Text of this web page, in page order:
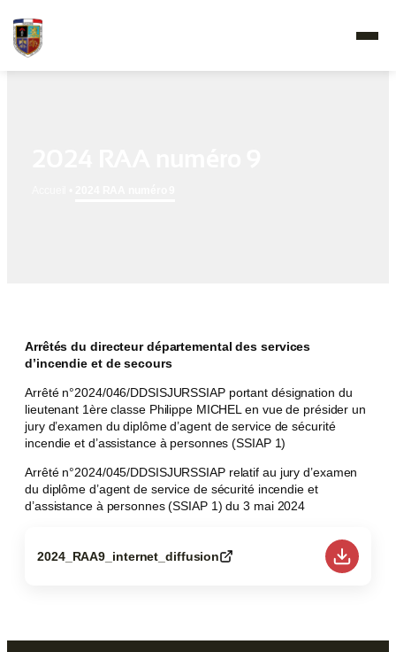
Arrêtés du directeur départemental des services
d’incendie et de secours
Arrêté n°2024/046/DDSISJURSSIAP portant désignation du
lieutenant 1ère classe Philippe MICHEL en vue de présider un
jury d’examen du diplôme d’agent de service de sécurité
incendie et d’assistance à personnes (SSIAP 1)
Arrêté n°2024/045/DDSISJURSSIAP relatif au jury d’examen
du diplôme d’agent de service de sécurité incendie et
d’assistance à personnes (SSIAP 1) du 3 mai 2024
2024_RAA9_internet_diffusion
(ouvre